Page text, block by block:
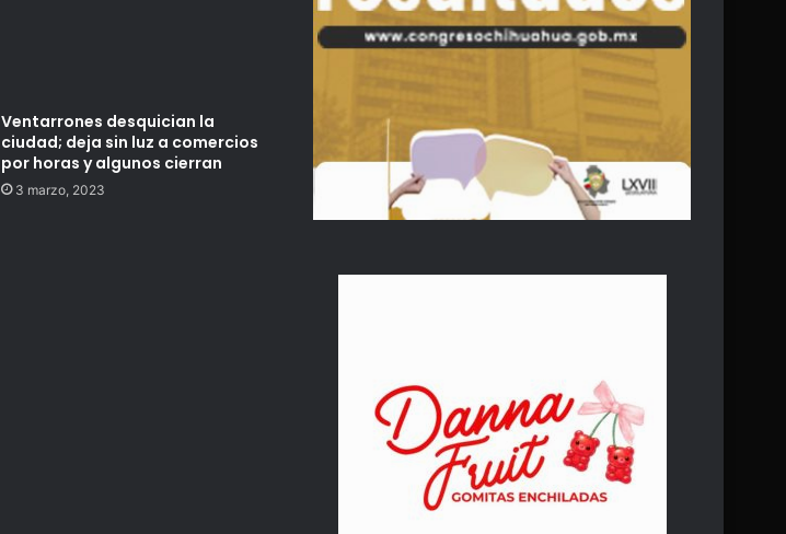
Ventarrones desquician la
ciudad; deja sin luz a comercios
por horas y algunos cierran
3 marzo, 2023